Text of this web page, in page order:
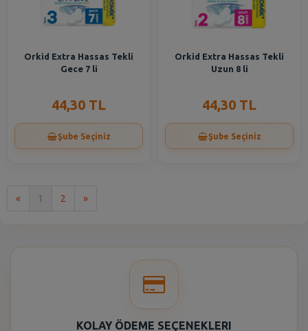
Orkid Extra Hassas Tekli
Gece 7 li
44,30 TL
Şube Seçiniz
Orkid Extra Hassas Tekli
Uzun 8 li
44,30 TL
Şube Seçiniz
« 1 2 »Son
KOLAY ÖDEME SEÇENEKLERI